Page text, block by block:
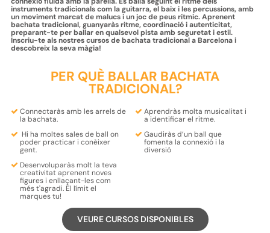
instruments tradicionals com la guitarra, el baix i les percussions, amb
un moviment marcat de malucs i un joc de peus rítmic. Aprenent
bachata tradicional, guanyaràs ritme, coordinació i autenticitat,
preparant-te per ballar en qualsevol pista amb seguretat i estil.
Inscriu-te als nostres cursos de bachata tradicional a Barcelona i
descobreix la seva màgia!
PER QUÈ BALLAR BACHATA
TRADICIONAL?
Connectaràs amb lesarrels de
la bachata.
Aprendràs molta musicalitat i
a identificar el ritme.
Hi ha moltes sales de ball on
poderpracticar i conèixer
gent.
Gaudiràs d’un ball que
fomenta la connexió i la
diversió
Desenvoluparàs molt la teva
creativitataprenentnoves
figuresi enllaçant-les com
més t'agradi. El límit el
marques tu!
VEURE CURSOS DISPONIBLES